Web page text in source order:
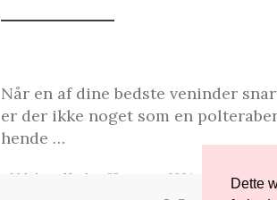
Når en af dine bedste veninder
er der ikke noget som en
hende …
af Malene Høgh 23. august 2024
0
Dette